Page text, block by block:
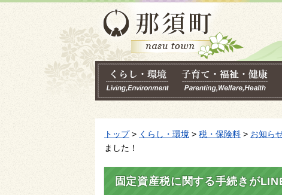
トップ> くらし・環境 > 税・保険料 > お知ら
ました！
固定資産税に関する手続きが